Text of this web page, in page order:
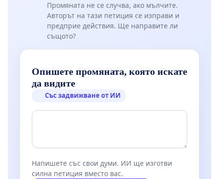
Промяната не се случва, ако мълчите.
Авторът на тази петиция се изправи и
предприе действия. Ще направите ли
същото?
Опишете промяната, която искате
да видите
Със задвижване от ИИ
Напишете със свои думи. ИИ ще изготви
силна петиция вместо вас.